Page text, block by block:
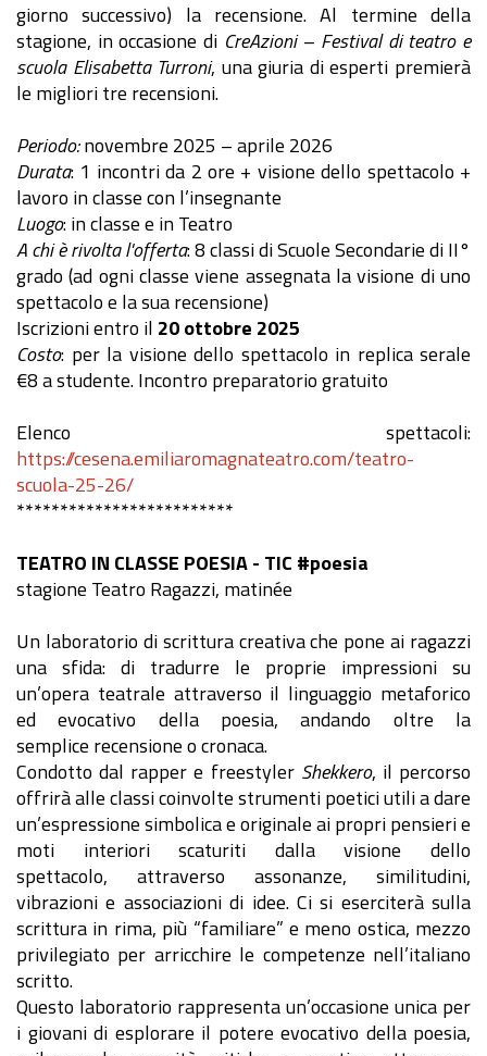
giorno successivo) la recensione. Al termine della
stagione, in occasione di CreAzioni – Festival di teatro e
scuola Elisabetta Turroni, una giuria di esperti premierà
le migliori tre recensioni.
Periodo:novembre 2025 – aprile 2026
Durata: 1 incontri da 2 ore + visione dello spettacolo +
lavoro in classe con l’insegnante
Luogo: in classe e in Teatro
A chi è rivolta l'offerta: 8 classi di Scuole Secondarie di II°
grado (ad ogni classe viene assegnata la visione di uno
spettacolo e la sua recensione)
Iscrizioni entro il 20 ottobre 2025
Costo: per la visione dello spettacolo in replica serale
€8 a studente. Incontro preparatorio gratuito
Elenco spettacoli:
https://cesena.emiliaromagnateatro.com/teatro-
scuola-25-26/
*************************
TEATRO IN CLASSE POESIA - TIC #poesia
stagione Teatro Ragazzi, matinée
Un laboratorio di scrittura creativa che pone ai ragazzi
una sfida: di tradurre le proprie impressioni su
un’opera teatrale attraverso il linguaggio metaforico
ed evocativo della poesia, andando oltre la
semplice recensione o cronaca.
Condotto dal rapper e freestyler Shekkero, il percorso
offrirà alle classi coinvolte strumenti poetici utili a dare
un’espressione simbolica e originale ai propri pensieri e
moti interiori scaturiti dalla visione dello
spettacolo, attraverso assonanze, similitudini,
vibrazioni e associazioni di idee. Ci si eserciterà sulla
scrittura in rima, più “familiare” e meno ostica, mezzo
privilegiato per arricchire le competenze nell’italiano
scritto.
Questo laboratorio rappresenta un’occasione unica per
i giovani di esplorare il potere evocativo della poesia,